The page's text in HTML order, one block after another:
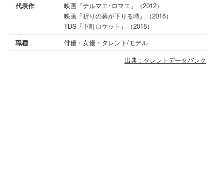
代表作
映画『テルマエ･ロマエ』（2012）
映画『祈りの幕が下りる時』（2018）
TBS『下町ロケット』（2018）
職種
俳優・女優・タレント/モデル
出典：タレントデータバンク